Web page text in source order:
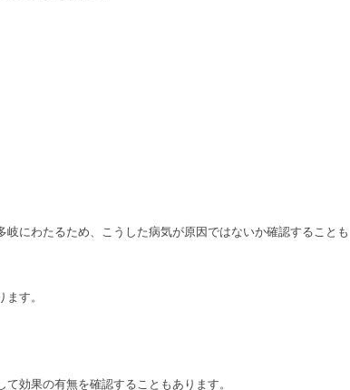
にわたるため、こうした病気が原因ではないか確認することも
す。
効果の有無を確認することもあります。